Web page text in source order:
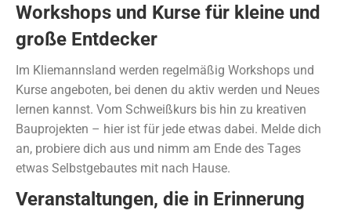
Workshops und Kurse für kleine und
große Entdecker
Im Kliemannsland werden regelmäßig Workshops und
Kurse angeboten, bei denen du aktiv werden und Neues
lernen kannst. Vom Schweißkurs bis hin zu kreativen
Bauprojekten – hier ist für jede etwas dabei. Melde dich
an, probiere dich aus und nimm am Ende des Tages
etwas Selbstgebautes mit nach Hause.
Veranstaltungen, die in Erinnerung